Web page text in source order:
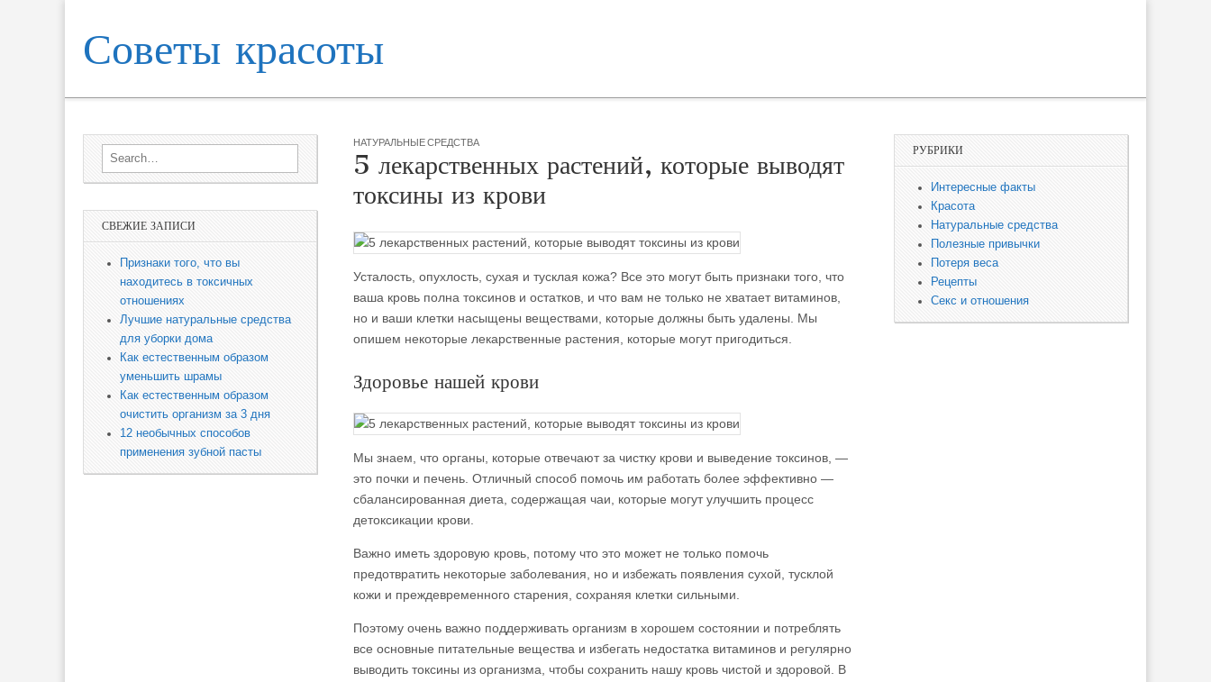
Советы красоты
Search for:
СВЕЖИЕ ЗАПИСИ
Признаки того, что вы
находитесь в токсичных
отношениях
Лучшие натуральные средства
для уборки дома
Как естественным образом
уменьшить шрамы
Как естественным образом
очистить организм за 3 дня
12 необычных способов
применения зубной пасты
НАТУРАЛЬНЫЕ СРЕДСТВА
5 лекарственных растений, которые выводят
токсины из крови
Усталость, опухлость, сухая и тусклая кожа? Все это могут быть признаки того, что
ваша кровь полна токсинов и остатков, и что вам не только не хватает витаминов,
но и ваши клетки насыщены веществами, которые должны быть удалены. Мы
опишем некоторые лекарственные растения, которые могут пригодиться.
Здоровье нашей крови
Мы знаем, что органы, которые отвечают за чистку крови и выведение токсинов, —
это почки и печень. Отличный способ помочь им работать более эффективно —
сбалансированная диета, содержащая чаи, которые могут улучшить процесс
детоксикации крови.
Важно иметь здоровую кровь, потому что это может не только помочь
предотвратить некоторые заболевания, но и избежать появления сухой, тусклой
кожи и преждевременного старения, сохраняя клетки сильными.
Поэтому очень важно поддерживать организм в хорошем состоянии и потреблять
все основные питательные вещества и избегать недостатка витаминов и регулярно
выводить токсины из организма, чтобы сохранить нашу кровь чистой и здоровой. В
РУБРИКИ
Интересные факты
Красота
Натуральные средства
Полезные привычки
Потеря веса
Рецепты
Секс и отношения